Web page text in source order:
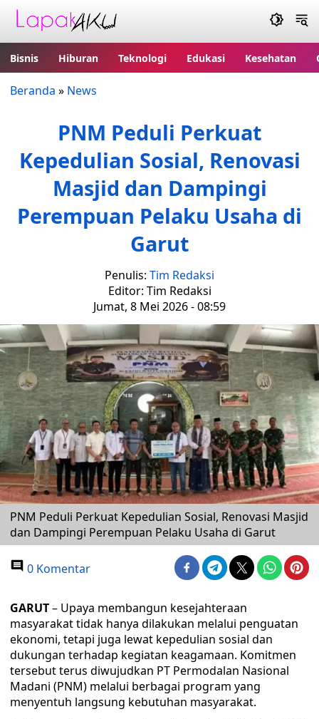
Bisnis Hiburan Teknologi Edukasi Kesehatan
Beranda » News
PNM Peduli Perkuat
Kepedulian Sosial, Renovasi
Masjid dan Dampingi
Perempuan Pelaku Usaha di
Garut
Penulis: Tim Redaksi
Editor: Tim Redaksi
Jumat, 8 Mei 2026 - 08:59
PNM Peduli Perkuat Kepedulian Sosial, Renovasi Masjid
dan Dampingi Perempuan Pelaku Usaha di Garut
0 Komentar
GARUT– Upaya membangun kesejahteraan
masyarakat tidak hanya dilakukan melalui penguatan
ekonomi, tetapi juga lewat kepedulian sosial dan
dukungan terhadap kegiatan keagamaan. Komitmen
tersebut terus diwujudkan PT Permodalan Nasional
Madani (PNM) melalui berbagai program yang
menyentuh langsung kebutuhan masyarakat.